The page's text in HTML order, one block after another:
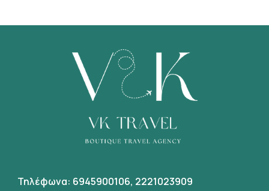
Τηλέφωνα: 6945900106, 2221023909